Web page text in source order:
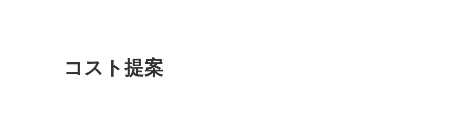
コスト提案